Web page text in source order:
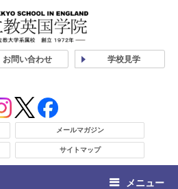
お問い合わせ 学校見学
メールマガジン
サイトマップ
メニュー